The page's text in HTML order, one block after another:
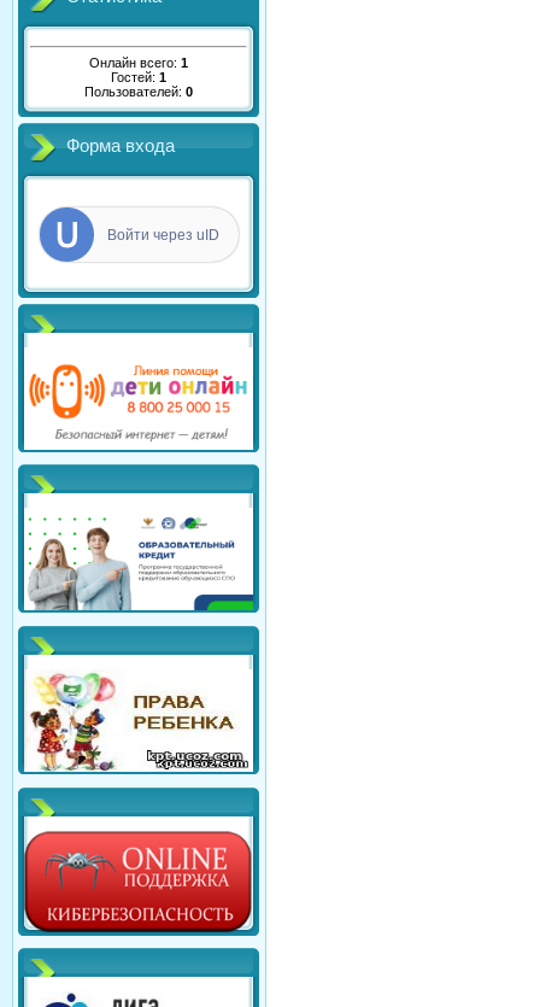
Онлайн всего: 1
Гостей: 1
Пользователей: 0
Форма входа
Войти через uID